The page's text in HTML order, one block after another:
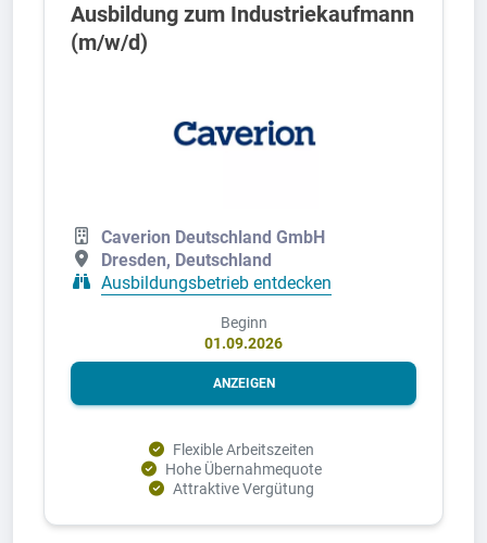
Ausbildung zum Industriekaufmann
(m/w/d)
Caverion Deutschland GmbH
Dresden, Deutschland
Ausbildungsbetrieb entdecken
Beginn
01.09.2026
ANZEIGEN
Flexible Arbeitszeiten
Hohe Übernahmequote
Attraktive Vergütung